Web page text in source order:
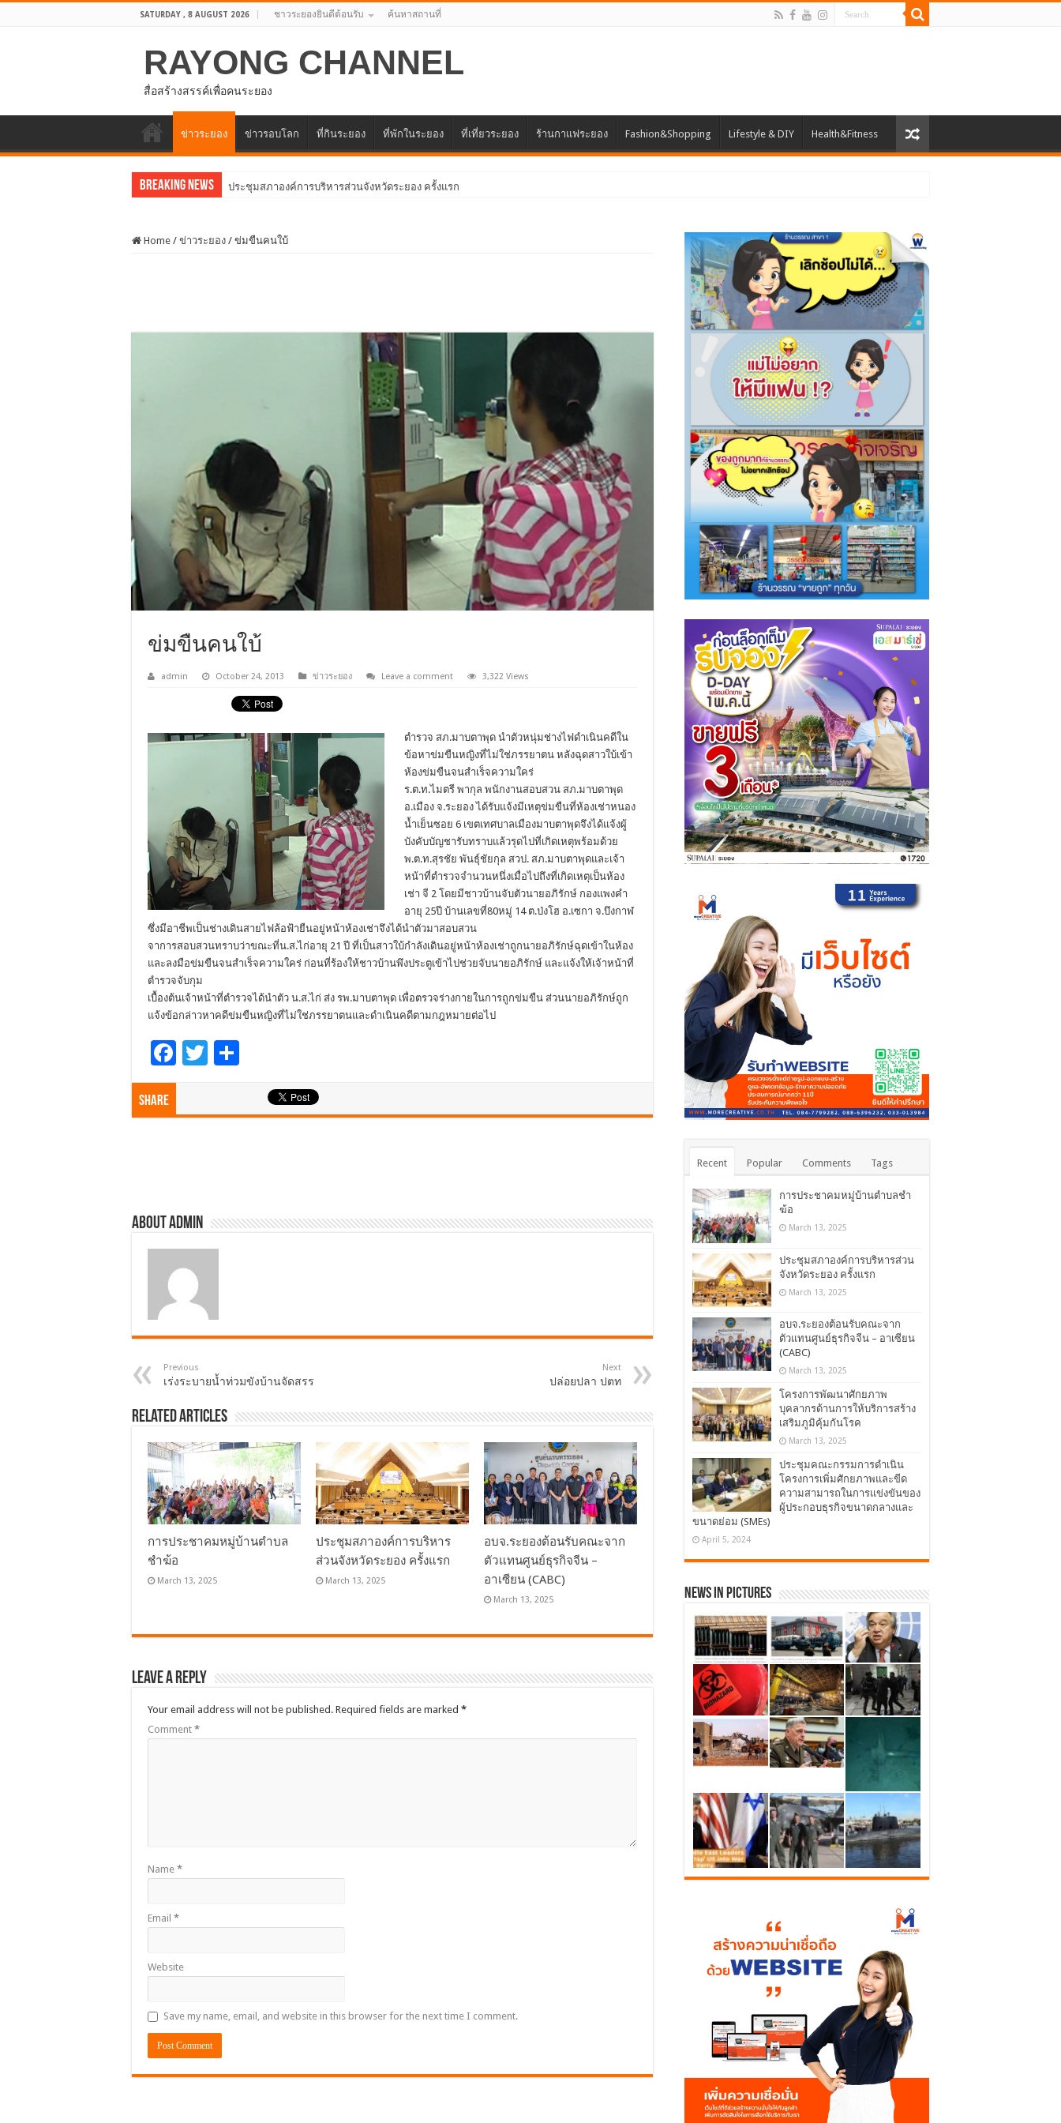
SATURDAY , 8 AUGUST 2026 ชาวระยองยินดีต้อนรับ ค้นหาสถานที่
RAYONG CHANNEL
สื่อสร้างสรรค์เพื่อคนระยอง
ข่าวระยอง ข่าวรอบโลก ที่กินระยอง ที่พักในระยอง ที่เที่ยวระยอง ร้านกาแฟระยอง Fashion&Shopping Lifestyle & DIY Health&Fitness
Breaking News อบจ.ระยองต้อนรับคณะจา
Home / ข่าวระยอง / ข่มขืนคนใบ้
ข่มขืนคนใบ้
admin October 24, 2013 ข่าวระยอง Leave a comment 3,322 Views
ตำรวจ สภ.มาบตาพุด นำตัวหนุ่มช่างไฟดำเนินคดีใน
ข้อหาข่มขืนหญิงที่ไม่ใช่ภรรยาตน หลังฉุดสาวใบ้เข้า
ห้องข่มขืนจนสำเร็จความใคร่
ร.ต.ท.ไมตรี พากุล พนักงานสอบสวน สภ.มาบตาพุด
อ.เมือง จ.ระยอง ได้รับแจ้งมีเหตุข่มขืนที่ห้องเช่าหนอง
น้ำเย็นซอย 6 เขตเทศบาลเมืองมาบตาพุดจึงได้แจ้งผู้
บังคับบัญชารับทราบแล้วรุดไปที่เกิดเหตุพร้อมด้วย
พ.ต.ท.สุรชัย พันธุ์ชัยกุล สวป. สภ.มาบตาพุดและเจ้า
หน้าที่ตำรวจจำนวนหนึ่งเมื่อไปถึงที่เกิดเหตุเป็นห้อง
เช่า จี 2 โดยมีชาวบ้านจับตัวนายอภิรักษ์ กองแพงคำ
อายุ 25ปี บ้านเลขที่80หมู่ 14 ต.ป่งโฮ อ.เซกา จ.บึงกาฬ
ซึ่งมีอาชีพเป็นช่างเดินสายไฟล้อฟ้ายืนอยู่หน้าห้องเช่าจึงได้นำตัวมาสอบสวน
จาการสอบสวนทราบว่าขณะที่น.ส.ไก่อายุ 21 ปี ที่เป็นสาวใบ้กำลังเดินอยู่หน้าห้องเช่าถูกนายอภิรักษ์ฉุดเข้าในห้อง
และลงมือข่มขืนจนสำเร็จความใคร่ ก่อนที่ร้องให้ชาวบ้านพึงประตูเข้าไปช่วยจับนายอภิรักษ์ และแจ้งให้เจ้าหน้าที่
ตำรวจจับกุม
เบื้องต้นเจ้าหน้าที่ตำรวจได้นำตัว น.ส.ไก่ ส่ง รพ.มาบตาพุด เพื่อตรวจร่างกายในการถูกข่มขืน ส่วนนายอภิรักษ์ถูก
แจ้งข้อกล่าวหาคดีข่มขืนหญิงที่ไม่ใช่ภรรยาตนและดำเนินคดีตามกฎหมายต่อไป
F
T
Share
About admin
Previous
เร่งระบายน้ำท่วมขังบ้านจัดสรร
Next
ปล่อยปลา ปตท
Related Articles
การประชาคมหมู่บ้านตำบล
ชำฆ้อ
March 13, 2025
ประชุมสภาองค์การบริหาร
ส่วนจังหวัดระยอง ครั้งแรก
March 13, 2025
อบจ.ระยองต้อนรับคณะจาก
ตัวแทนศูนย์ธุรกิจจีน –
อาเซียน (CABC)
March 13, 2025
Leave a Reply
Your email address will not be published. Required fields are marked *
Comment *
Name *
Email *
Website
Save my name, email, and website in this browser for the next time I comment.
Recent Popular Comments Tags
การประชาคมหมู่บ้านตำบลชำ
ฆ้อ
March 13, 2025
ประชุมสภาองค์การบริหารส่วน
จังหวัดระยอง ครั้งแรก
March 13, 2025
อบจ.ระยองต้อนรับคณะจาก
ตัวแทนศูนย์ธุรกิจจีน – อาเซียน
(CABC)
March 13, 2025
โครงการพัฒนาศักยภาพ
บุคลากรด้านการให้บริการสร้าง
เสริมภูมิคุ้มกันโรค
March 13, 2025
ประชุมคณะกรรมการดำเนิน
โครงการเพิ่มศักยภาพและขีด
ความสามารถในการแข่งขันของ
ผู้ประกอบธุรกิจขนาดกลางและ
ขนาดย่อม (SMEs)
April 5, 2024
News in Pictures